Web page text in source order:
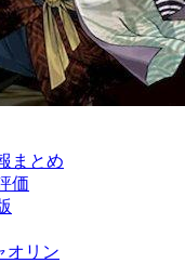
まとめ
価
オリン